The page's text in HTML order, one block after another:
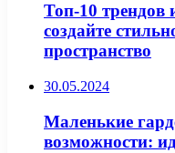
Топ-10 трендов
создайте
пространство
30.05.2024
Маленькие
возможности: